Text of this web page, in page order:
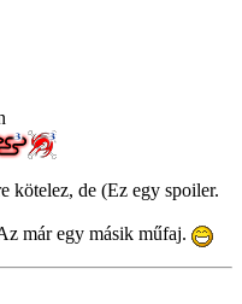
kötelez, de (Ez egy spoiler.
már egy másik műfaj.